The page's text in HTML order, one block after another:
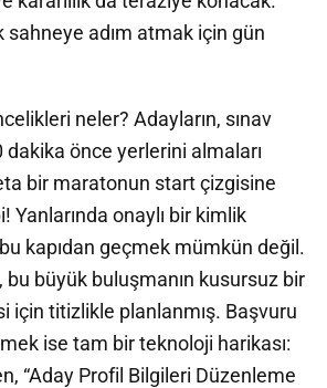
sahneye adım atmak için gün
neler? Adayların, sınav
önce yerlerini almaları
bir maratonun start çizgisine
Yanlarında onaylı bir kimlik
kapıdan geçmek mümkün değil.
bu büyük buluşmanın kusursuz bir
için titizlikle planlanmış. Başvuru
ise tam bir teknoloji harikası:
“Aday Profil Bilgileri Düzenleme